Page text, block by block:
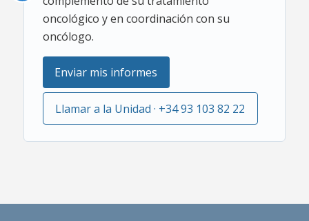
oncológico y en coordinación con su
oncólogo.
Enviar mis informes
Llamar a la Unidad · +34 93 103 82 22